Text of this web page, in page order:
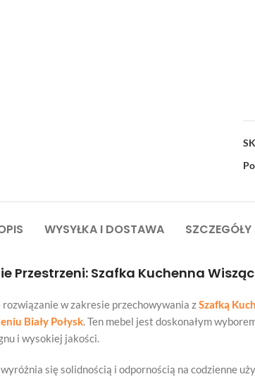
WYSYŁKA I DOSTAWA
Przestrzeni: Szafka Kuchenna
w zakresie przechowywania zSzafką
Biały Połysk. Ten mebel jest doskonałym
i wysokiej jakości.
się solidnością i odpornością na codzienne